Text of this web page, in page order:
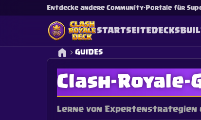
Entdecke andere Community-Portale für
STARTSEITEDECKS
GUIDES
Clash-Royale-
Lerne von Expertenstrategien